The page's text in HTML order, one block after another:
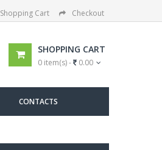
Shopping Cart Checkout
SHOPPING CART
0 item(s) - 0.00
CONTACTS